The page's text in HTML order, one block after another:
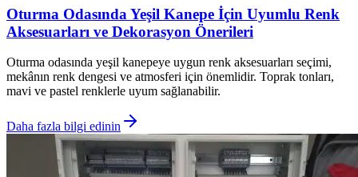
Oturma Odasında Yeşil Kanepe İçin Uyumlu Renk
Aksesuarları ve Dekorasyon Önerileri
Oturma odasında yeşil kanepeye uygun renk aksesuarları seçimi,
mekânın renk dengesi ve atmosferi için önemlidir. Toprak tonları,
mavi ve pastel renklerle uyum sağlanabilir.
Daha fazla bilgi edinin